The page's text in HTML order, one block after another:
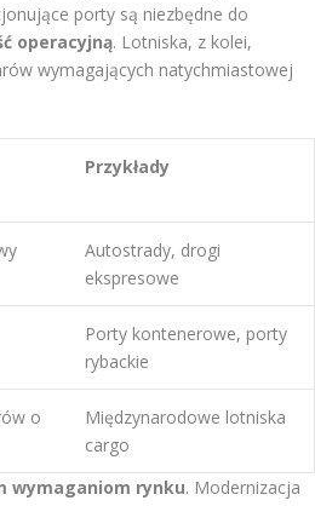
porty są niezbędne do
operacyjną. Lotniska, z kolei,
wymagających natychmiastowej
Przykłady
Autostrady, drogi
ekspresowe
Porty kontenerowe, porty
rybackie
o
Międzynarodowe lotniska
cargo
wymaganiom rynku. Modernizacja